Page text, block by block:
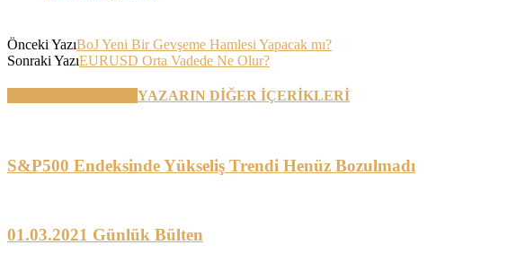
Önceki YazıBoJ Yeni Bir Gevşeme Hamlesi Yapacak mı?
Sonraki YazıEURUSD Orta Vadede Ne Olur?
YAZARIN DİĞER İÇERİKLERİ
S&P500 Endeksinde Yükseliş Trendi Henüz Bozulmadı
01.03.2021 Günlük Bülten